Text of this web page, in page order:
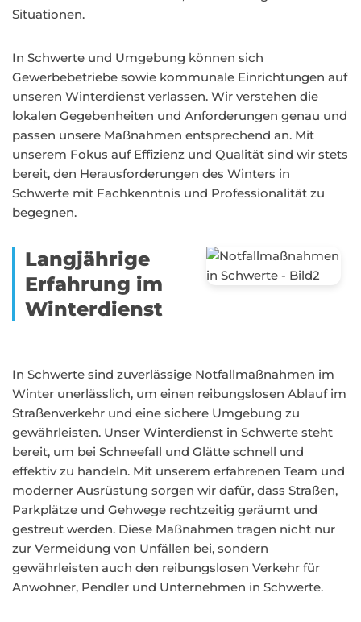
Situationen.
In Schwerte und Umgebung können sich
Gewerbebetriebe sowie kommunale Einrichtungen auf
unseren Winterdienst verlassen. Wir verstehen die
lokalen Gegebenheiten und Anforderungen genau und
passen unsere Maßnahmen entsprechend an. Mit
unserem Fokus auf Effizienz und Qualität sind wir stets
bereit, den Herausforderungen des Winters in
Schwerte mit Fachkenntnis und Professionalität zu
begegnen.
Langjährige
Erfahrung im
Winterdienst
In Schwerte sind zuverlässige Notfallmaßnahmen im
Winter unerlässlich, um einen reibungslosen Ablauf im
Straßenverkehr und eine sichere Umgebung zu
gewährleisten. Unser Winterdienst in Schwerte steht
bereit, um bei Schneefall und Glätte schnell und
effektiv zu handeln. Mit unserem erfahrenen Team und
moderner Ausrüstung sorgen wir dafür, dass Straßen,
Parkplätze und Gehwege rechtzeitig geräumt und
gestreut werden. Diese Maßnahmen tragen nicht nur
zur Vermeidung von Unfällen bei, sondern
gewährleisten auch den reibungslosen Verkehr für
Anwohner, Pendler und Unternehmen in Schwerte.